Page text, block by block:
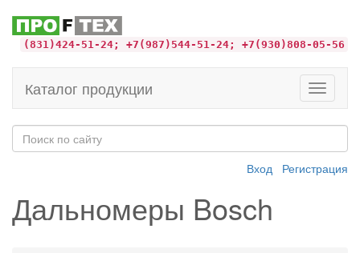
(831)424-51-24; +7(987)544-51-24; +7(930)808-05-56
Toggle
Каталог продукции
Вход Регистрация
Дальномеры Bosch